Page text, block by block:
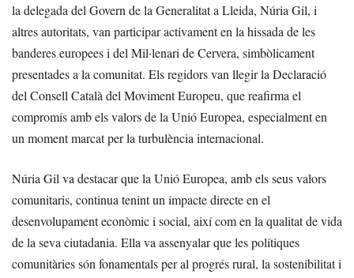
la delegada del Govern de la Generalitat a Lleida, Núria Gil, i
altres autoritats, van participar activament en la hissada de les
banderes europees i del Mil·lenari de Cervera, simbòlicament
presentades a la comunitat. Els regidors van llegir la Declaració
del Consell Català del Moviment Europeu, que reafirma el
compromís amb els valors de la Unió Europea, especialment en
un moment marcat per la turbulència internacional.
Núria Gil va destacar que la Unió Europea, amb els seus valors
comunitaris, continua tenint un impacte directe en el
desenvolupament econòmic i social, així com en la qualitat de vida
de la seva ciutadania. Ella va assenyalar que les polítiques
comunitàries són fonamentals per al progrés rural, la sostenibilitat i